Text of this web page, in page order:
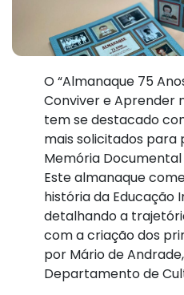
O “Almanaque 75
Conviver e Aprender
tem se destacado
mais solicitados para
Memória
Este almanaque
história da Educação
detalhando a
com a criação dos
por Mário de
Departamento de